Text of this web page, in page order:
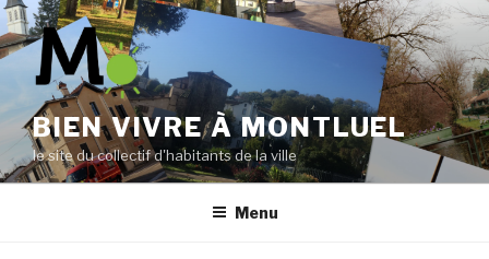
Aller
au
contenu
principal
BIEN VIVRE À MONTLUEL
le site du collectif d'habitants de la ville
Menu